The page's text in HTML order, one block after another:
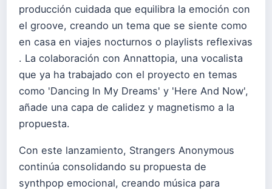
producción cuidada que equilibra la emoción con
el groove, creando un tema que se siente como
en casa en viajes nocturnos o playlists reflexivas
. La colaboración con Annattopia, una vocalista
que ya ha trabajado con el proyecto en temas
como 'Dancing In My Dreams' y 'Here And Now',
añade una capa de calidez y magnetismo a la
propuesta.
Con este lanzamiento, Strangers Anonymous
continúa consolidando su propuesta de
synthpop emocional, creando música para